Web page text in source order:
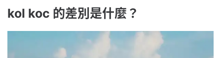
kol koc 的差別是什麼？